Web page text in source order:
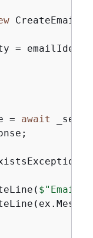
=
= await
$"Email